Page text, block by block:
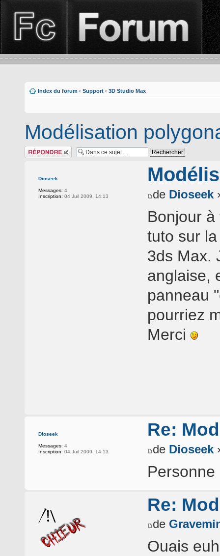
Index du forum ‹ Support ‹ 3D Studio Max
Modélisation
Répondre
Dioseek
Messages: 4
Inscription: 04 Juil 2009, 14:13 de Dioseek
Bonjour
tuto sur
3ds Max.
anglaise,
panneau
pourriez
Merci
Dioseek
Messages: 4
Inscription: 04 Juil 2009, 14:13
Re:
de Dioseek
Re:
de
Ouais